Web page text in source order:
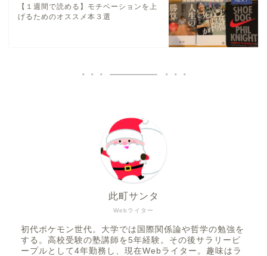
【１週間で読める】モチベーションを上
げるためのオススメ本３選
Webライター
此町サンタ
初代ポケモン世代。大学では国際関係論や哲学の勉強を
する。高校受験の塾講師を5年経験。その後サラリーピ
ープルとして4年勤務し、現在Webライター。趣味はラ